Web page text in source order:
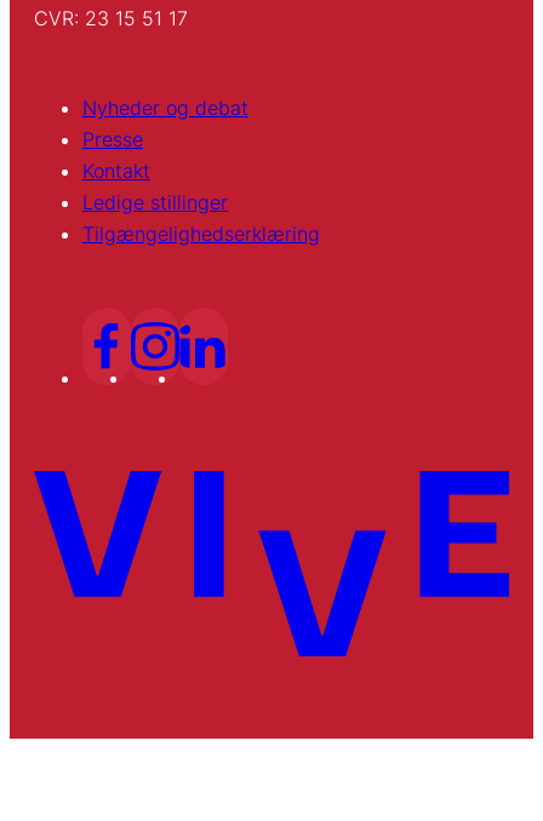
CVR: 23 15 51 17
Nyheder og debat
Presse
Kontakt
Ledige stillinger
Tilgængelighedserklæring